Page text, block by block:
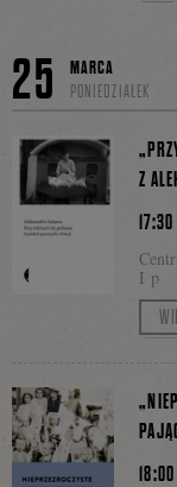
25
MARCA
PONIEDZIAŁEK
17:30
I p
Z
18:00